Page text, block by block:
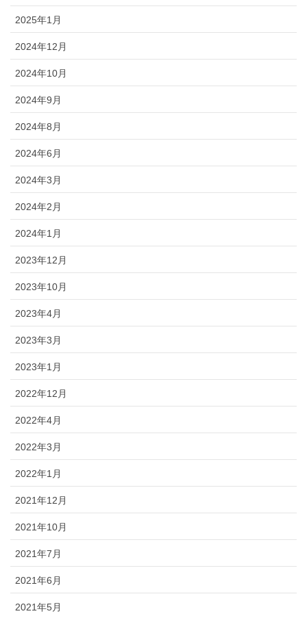
2025年1月
2024年12月
2024年10月
2024年9月
2024年8月
2024年6月
2024年3月
2024年2月
2024年1月
2023年12月
2023年10月
2023年4月
2023年3月
2023年1月
2022年12月
2022年4月
2022年3月
2022年1月
2021年12月
2021年10月
2021年7月
2021年6月
2021年5月